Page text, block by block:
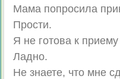
Мама попросила
Прости.
Я не готова к приему
Ладно.
Не знаете, что мне